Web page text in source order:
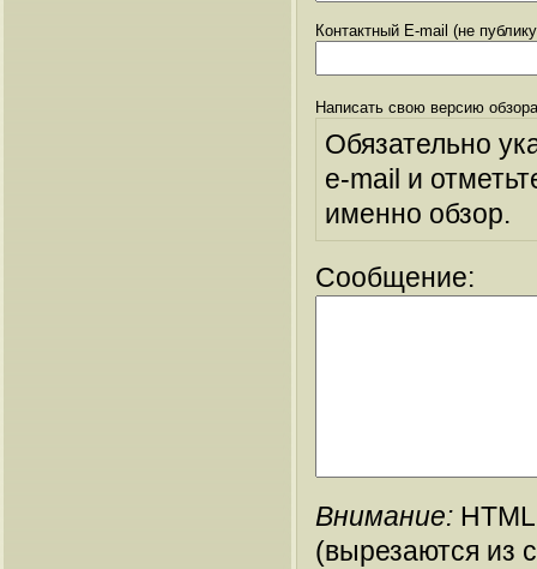
Контактный E-mail (не
Написать свою версию
Обязательно
e-mail и
именно обзор.
Сообщение:
Внимание:
(вырезаются из